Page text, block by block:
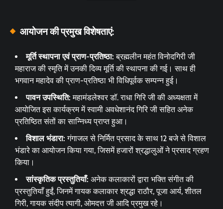
आयोजन की प्रमुख विशेषताएं:
मूर्ति स्थापना एवं प्राण-प्रतिष्ठा: ब्रह्मलीन महंत विनोदगिरी जी
महाराज की स्मृति में उनकी दिव्य मूर्ति की स्थापना की गई। साथ ही
भगवान महादेव की प्राण-प्रतिष्ठा भी विधिपूर्वक सम्पन्न हुई।
पावन उपस्थिति: महामंडलेश्वर डॉ. राधा गिरि जी की अध्यक्षता में
आयोजित इस कार्यक्रम में स्वामी अवधेशानंद गिरि जी सहित अनेक
प्रतिष्ठित संतों का सान्निध्य प्राप्त हुआ।
विशाल भंडारा: गंगाजल से निर्मित प्रसाद के साथ 12 बजे से विशाल
भंडारे का आयोजन किया गया, जिसमें हजारों श्रद्धालुओं ने प्रसाद ग्रहण
किया।
सांस्कृतिक प्रस्तुतियाँ: अनेक कलाकारों द्वारा भक्ति संगीत की
प्रस्तुतियाँ हुईं, जिनमें गायक कलाकार श्रद्धा राठौर, पूजा आर्य, शीतल
गिरी, गायक संदीप त्यागी, ओमदत्त जी आदि प्रमुख रहे।